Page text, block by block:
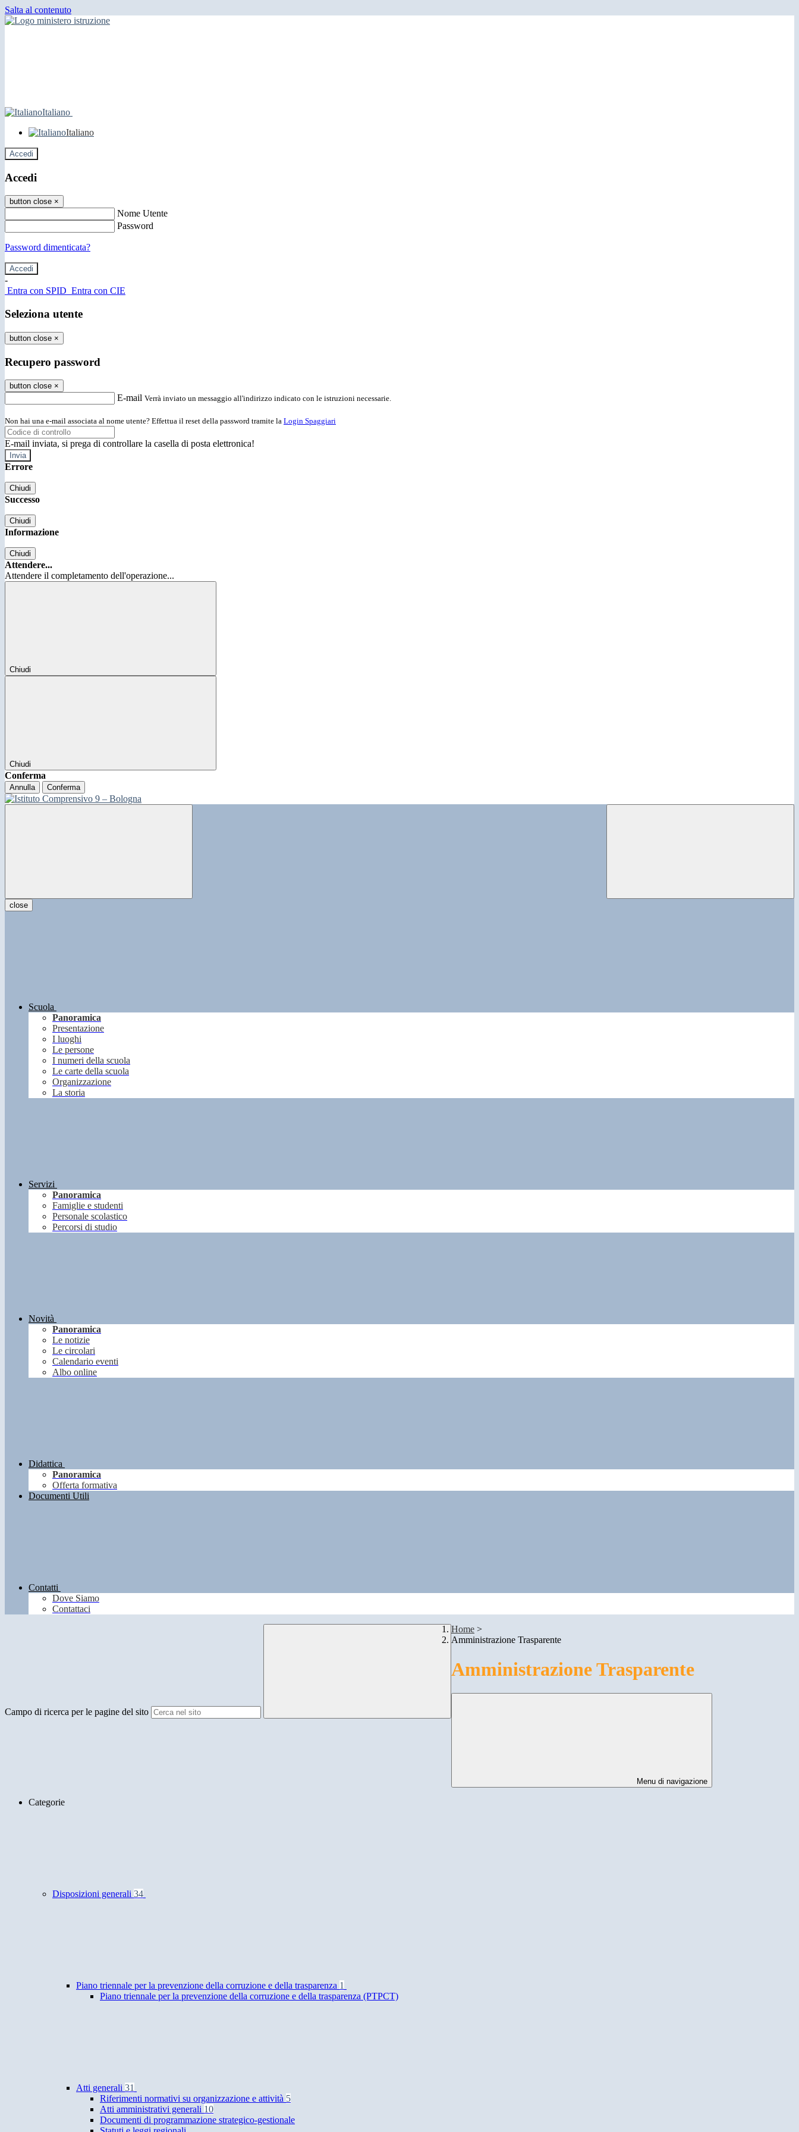
Salta al contenuto
Italiano
Italiano
Accedi
Accedi
button close ×
Nome Utente
Password
Password dimenticata?
-
Entra con SPID Entra con CIE
Seleziona utente
button close ×
Recupero password
button close ×
E-mail Verrà inviato un messaggio all'indirizzo indicato con le istruzioni necessarie.
Non hai una e-mail associata al nome utente? Effettua il reset della password tramite la Login Spaggiari
E-mail inviata, si prega di controllare la casella di posta elettronica!
Errore
Chiudi
Successo
Chiudi
Informazione
Chiudi
Attendere...
Attendere il completamento dell'operazione...
Chiudi
Chiudi
Conferma
Annulla Conferma
close
Scuola
Panoramica
Presentazione
I luoghi
Le persone
I numeri della scuola
Le carte della scuola
Organizzazione
La storia
Servizi
Panoramica
Famiglie e studenti
Personale scolastico
Percorsi di studio
Novità
Panoramica
Le notizie
Le circolari
Calendario eventi
Albo online
Didattica
Panoramica
Offerta formativa
Documenti Utili
Contatti
Dove Siamo
Contattaci
Campo di ricerca per le pagine del sito
Home >
Amministrazione Trasparente
Amministrazione Trasparente
Menu di navigazione
Categorie
Disposizioni generali 34
Piano triennale per la prevenzione della corruzione e della trasparenza 1
Piano triennale per la prevenzione della corruzione e della trasparenza (PTPCT)
Atti generali 31
Riferimenti normativi su organizzazione e attività 5
Atti amministrativi generali 10
Documenti di programmazione strategico-gestionale